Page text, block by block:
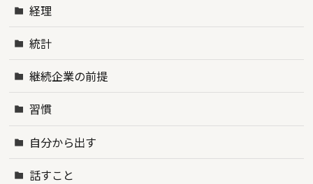
経理
統計
継続企業の前提
習慣
自分から出す
話すこと